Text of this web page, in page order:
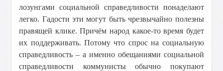
лозунгами социальной справедливости понаделают
легко. Гадости эти могут быть чрезвычайно полезны
правящей клике. Причём народ какое-то время будет
их поддерживать. Потому что спрос на социальную
справедливость – а именно обещаниями социальной
справедливости коммунисты обычно покупают